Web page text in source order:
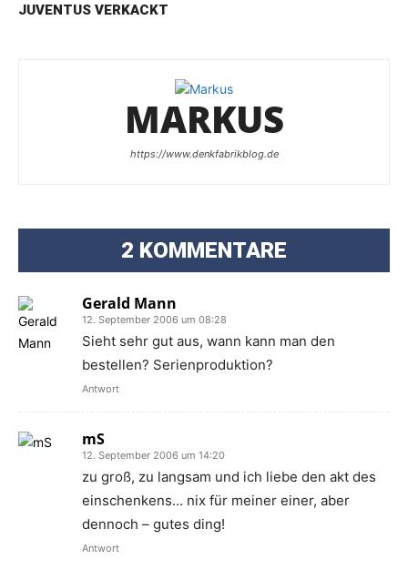
JUVENTUS VERKACKT
MARKUS
https://www.denkfabrikblog.de
2 KOMMENTARE
Gerald Mann
12. September 2006 um 08:28
Sieht sehr gut aus, wann kann man den
bestellen? Serienproduktion?
Antwort
mS
12. September 2006 um 14:20
zu groß, zu langsam und ich liebe den akt des
einschenkens… nix für meiner einer, aber
dennoch – gutes ding!
Antwort